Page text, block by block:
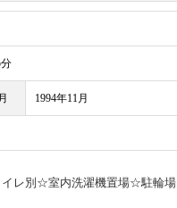
1994年11月
イレ別☆室内洗濯機置場☆駐輪場